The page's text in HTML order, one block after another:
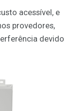
acessível, e
provedores,
devido